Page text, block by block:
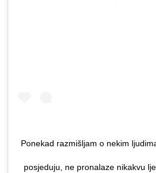
Ponekad razmišljam o nekim
posjeduju, ne pronalaze nikakvu